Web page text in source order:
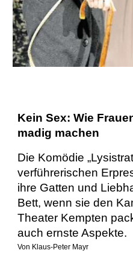
Kein Sex: Wie
madig machen
Die Komödie
verführerischen
ihre Gatten und
Bett, wenn sie den
Theater Kempten
auch ernste Aspekte.
Von Klaus-Peter Mayr